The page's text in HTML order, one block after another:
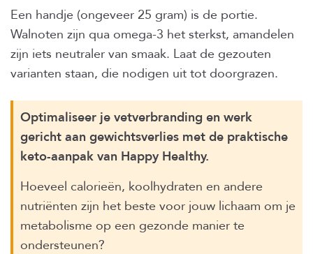
Een handje (ongeveer 25 gram) is de portie.
Walnoten zijn qua omega-3 het sterkst, amandelen
zijn iets neutraler van smaak. Laat de gezouten
varianten staan, die nodigen uit tot doorgrazen.
Optimaliseer je vetverbranding en werk
gericht aan gewichtsverlies met de praktische
keto-aanpak van Happy Healthy.
Hoeveel calorieën, koolhydraten en andere
nutriënten zijn het beste voor jouw lichaam om je
metabolisme op een gezonde manier te
ondersteunen?